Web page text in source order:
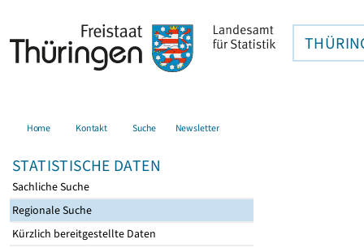
Home Kontakt Suche Newsletter
STATISTISCHE DATEN
Sachliche Suche
Regionale Suche
Kürzlich bereitgestellte Daten